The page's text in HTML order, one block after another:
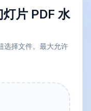
片 PDF 水
选择文件。最大允许